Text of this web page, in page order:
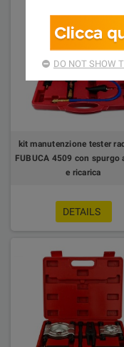
kit manutenzione tester
FUBUCA 4509 con spurgo
e ricarica
DETAILS
DO NOT SHOW